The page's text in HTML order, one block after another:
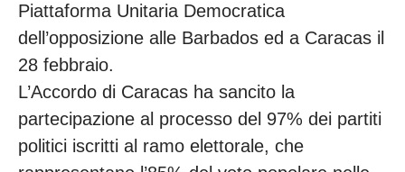
Piattaforma Unitaria Democratica
dell’opposizione alle Barbados ed a Caracas il
28 febbraio.
L’Accordo di Caracas ha sancito la
partecipazione al processo del 97% dei partiti
politici iscritti al ramo elettorale, che